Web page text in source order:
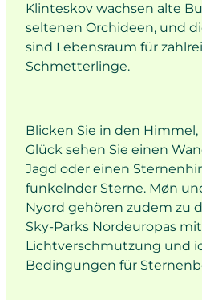
Klinteskov wachsen alte
seltenen Orchideen, und
sind Lebensraum für
Schmetterlinge.
Blicken Sie in den
Glück sehen Sie einen
Jagd oder einen
funkelnder Sterne. Møn
Nyord gehören zudem zu
Sky-Parks Nordeuropas
Lichtverschmutzung und
Bedingungen für